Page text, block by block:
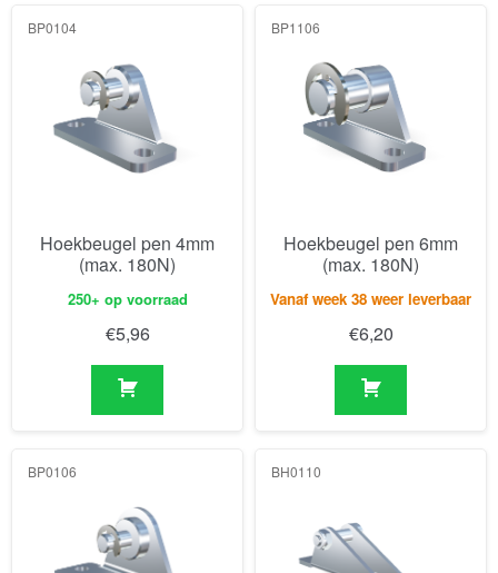
BP0104
Hoekbeugel pen 4mm
(max. 180N)
250+ op voorraad
€5,96
BP1106
Hoekbeugel pen 6mm
(max. 180N)
Vanaf week 38 weer leverbaar
€6,20
BP0106 BH0110